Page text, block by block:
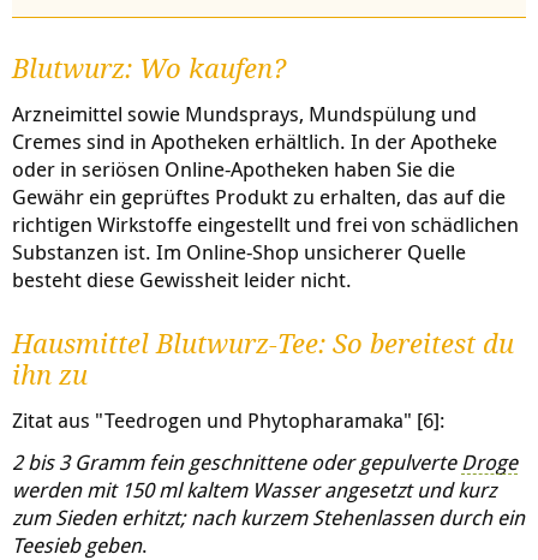
Blutwurz: Wo kaufen?
Arzneimittel sowie Mundsprays, Mundspülung und
Cremes sind in Apotheken erhältlich. In der Apotheke
oder in seriösen Online-Apotheken haben Sie die
Gewähr ein geprüftes Produkt zu erhalten, das auf die
richtigen Wirkstoffe eingestellt und frei von schädlichen
Substanzen ist. Im Online-Shop unsicherer Quelle
besteht diese Gewissheit leider nicht.
Hausmittel Blutwurz-Tee: So bereitest du
ihn zu
Zitat aus "Teedrogen und Phytopharamaka" [6]:
2 bis 3 Gramm fein geschnittene oder gepulverteDroge
werden mit 150 ml kaltem Wasser angesetzt und kurz
zum Sieden erhitzt; nach kurzem Stehenlassen durch ein
Teesieb geben.